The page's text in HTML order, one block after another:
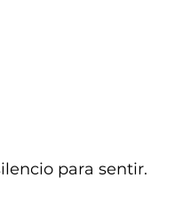
para sentir.